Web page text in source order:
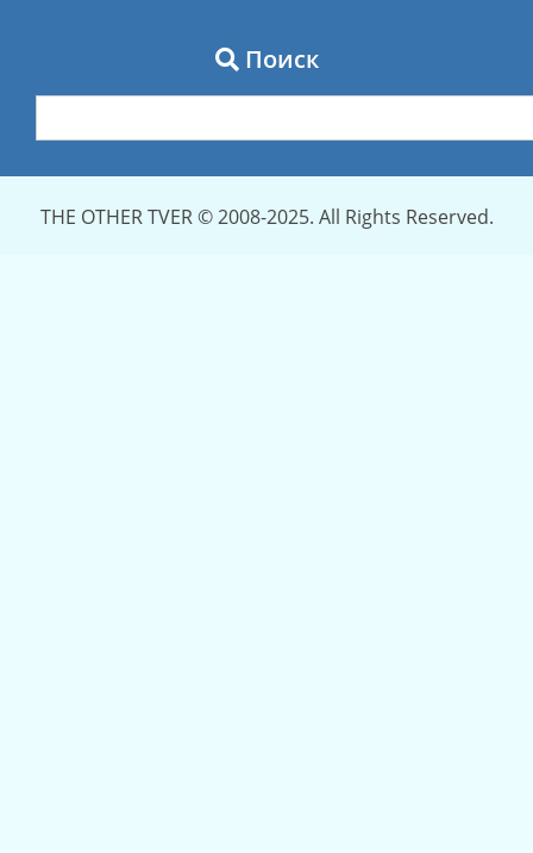
Поиск
THE OTHER TVER © 2008-2025. All Rights Reserved.